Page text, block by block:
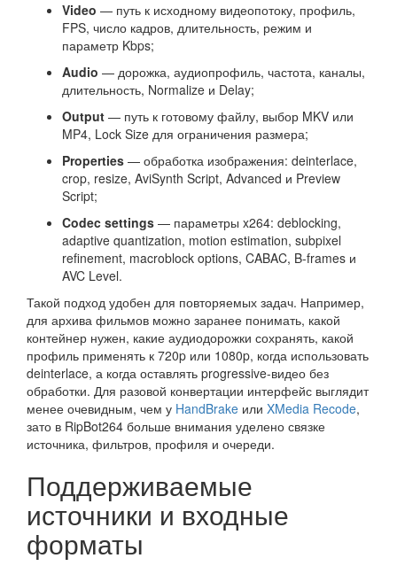
Video — путь к исходному видеопотоку, профиль,
FPS, число кадров, длительность, режим и
параметр Kbps;
Audio — дорожка, аудиопрофиль, частота, каналы,
длительность, Normalize и Delay;
Output — путь к готовому файлу, выбор MKV или
MP4, Lock Size для ограничения размера;
Properties — обработка изображения: deinterlace,
crop, resize, AviSynth Script, Advanced и Preview
Script;
Codec settings — параметры x264: deblocking,
adaptive quantization, motion estimation, subpixel
refinement, macroblock options, CABAC, B-frames и
AVC Level.
Такой подход удобен для повторяемых задач. Например,
для архива фильмов можно заранее понимать, какой
контейнер нужен, какие аудиодорожки сохранять, какой
профиль применять к 720p или 1080p, когда использовать
deinterlace, а когда оставлять progressive-видео без
обработки. Для разовой конвертации интерфейс выглядит
менее очевидным, чем у HandBrake или XMedia Recode,
зато в RipBot264 больше внимания уделено связке
источника, фильтров, профиля и очереди.
Поддерживаемые
источники и входные
форматы